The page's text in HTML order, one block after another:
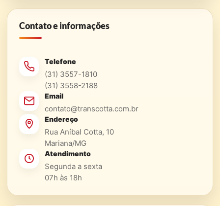
Contato e informações
Telefone
(31) 3557-1810
(31) 3558-2188
Email
contato@transcotta.com.br
Endereço
Rua Aníbal Cotta, 10
Mariana/MG
Atendimento
Segunda a sexta
07h às 18h